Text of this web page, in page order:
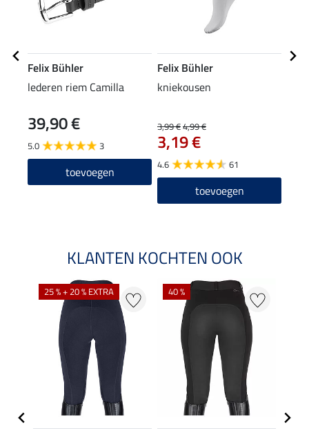
Felix Bühler
lederen riem Camilla
39,90 €
5.0 3
toevoegen
Felix Bühler
kniekousen
3,99 €4,99 €
3,19 €
4.6 61
toevoegen
KLANTEN KOCHTEN OOK
25 % + 20 % EXTRA 40 %